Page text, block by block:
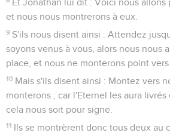
Et Jonathan lui dit : Voici nous allons
et nous nous montrerons à eux.
9 S'ils nous disent ainsi : Attendez
soyons venus à vous, alors nous nous
place, et nous ne monterons point vers
10 Mais s'ils disent ainsi : Montez vers
monterons ; car l'Eternel les aura
cela nous soit pour signe.
11 Ils se montrèrent donc tous deux au